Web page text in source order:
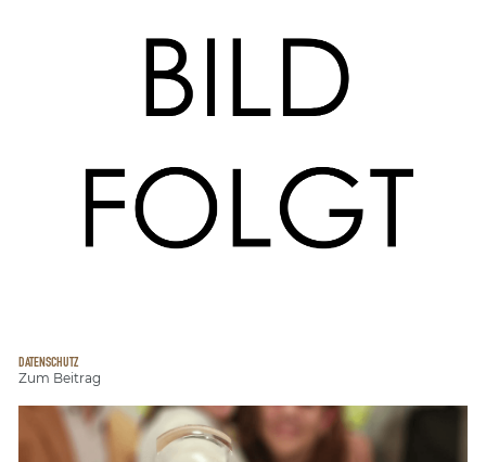
DATENSCHUTZ
Zum Beitrag